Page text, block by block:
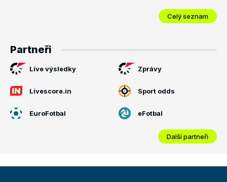
Celý seznam
Partneři
Live výsledky Zprávy
Livescore.in Sport odds
EuroFotbal eFotbal
Další partneři